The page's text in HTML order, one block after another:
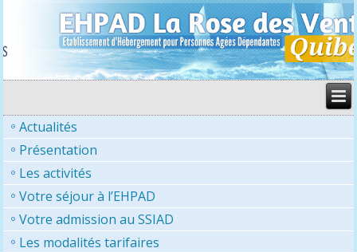
Actualités
Présentation
Les activités
Votre séjour à l’EHPAD
Votre admission au SSIAD
Les modalités tarifaires